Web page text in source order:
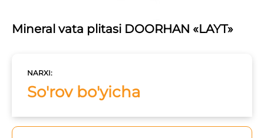
Mineral vata plitasi DOORHAN «LAYT»
NARXI:
So'rov bo'yicha